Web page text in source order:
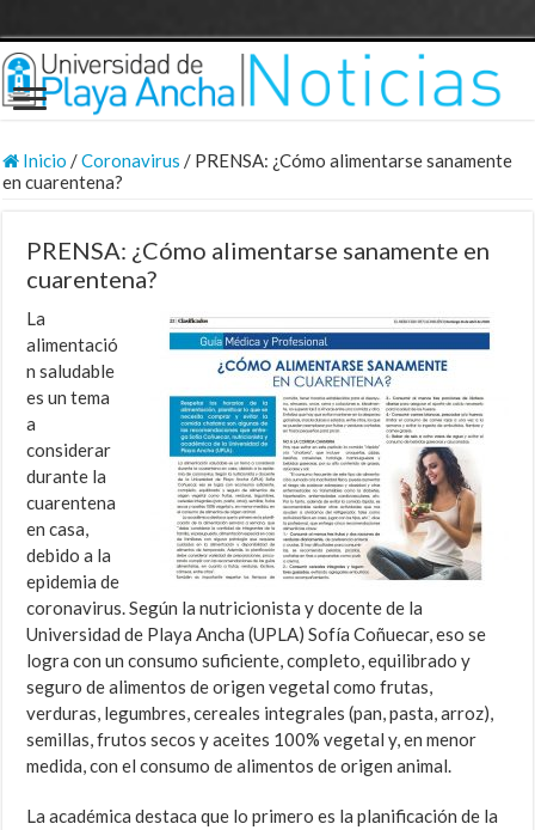
Inicio /Coronavirus / PRENSA: ¿Cómo alimentarse sanamente
en cuarentena?
PRENSA: ¿Cómo alimentarse sanamente en
cuarentena?
La
alimentació
n saludable
es un tema
a
considerar
durante la
cuarentena
en casa,
debido a la
epide­mia de
coronavirus. Según la nutricionista y docente de la
Universidad de Playa Ancha (UPLA) Sofía Coñuecar, eso se
logra con un consumo suficiente, completo, equilibrado y
seguro de alimentos de origen vegetal como frutas,
verduras, legumbres, cereales integrales (pan, pasta, arroz),
semillas, frutos secos y aceites 100% vegetal y, en menor
medida, con el consumo de alimentos de origen animal.
La académica destaca que lo primero es la planifi­cación de la